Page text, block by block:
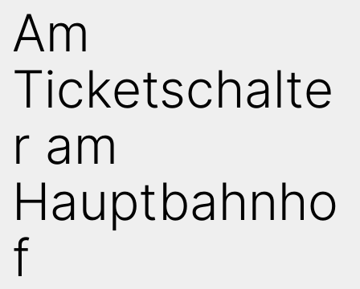
Am
Ticketschalte
r am
Hauptbahnho
f